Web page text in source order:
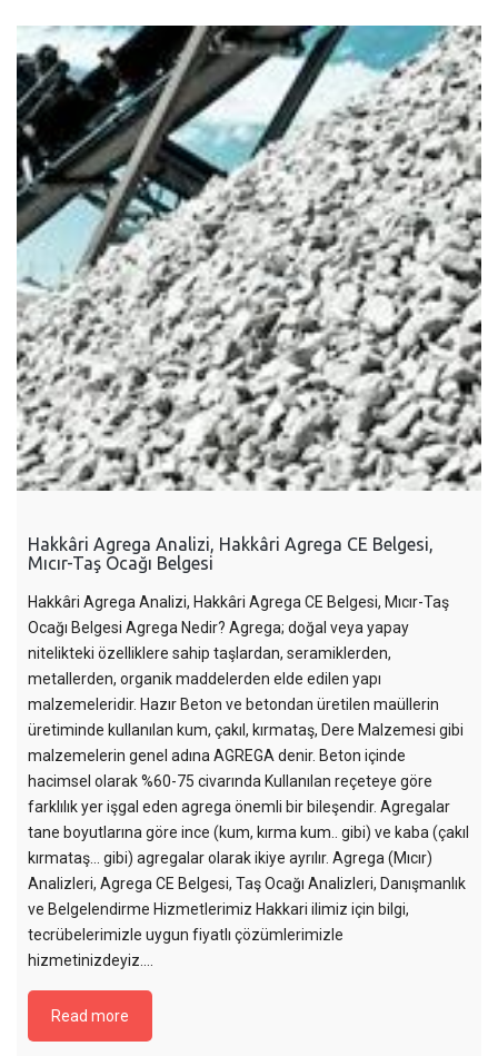
Hakkâri Agrega Analizi, Hakkâri Agrega CE Belgesi,
Mıcır-Taş Ocağı Belgesi
Hakkâri Agrega Analizi, Hakkâri Agrega CE Belgesi, Mıcır-Taş
Ocağı Belgesi Agrega Nedir? Agrega; doğal veya yapay
nitelikteki özelliklere sahip taşlardan, seramiklerden,
metallerden, organik maddelerden elde edilen yapı
malzemeleridir. Hazır Beton ve betondan üretilen maüllerin
üretiminde kullanılan kum, çakıl, kırmataş, Dere Malzemesi gibi
malzemelerin genel adına AGREGA denir. Beton içinde
hacimsel olarak %60-75 civarında Kullanılan reçeteye göre
farklılık yer işgal eden agrega önemli bir bileşendir. Agregalar
tane boyutlarına göre ince (kum, kırma kum.. gibi) ve kaba (çakıl
kırmataş… gibi) agregalar olarak ikiye ayrılır. Agrega (Mıcır)
Analizleri, Agrega CE Belgesi, Taş Ocağı Analizleri, Danışmanlık
ve Belgelendirme Hizmetlerimiz Hakkari ilimiz için bilgi,
tecrübelerimizle uygun fiyatlı çözümlerimizle
hizmetinizdeyiz....
Read more